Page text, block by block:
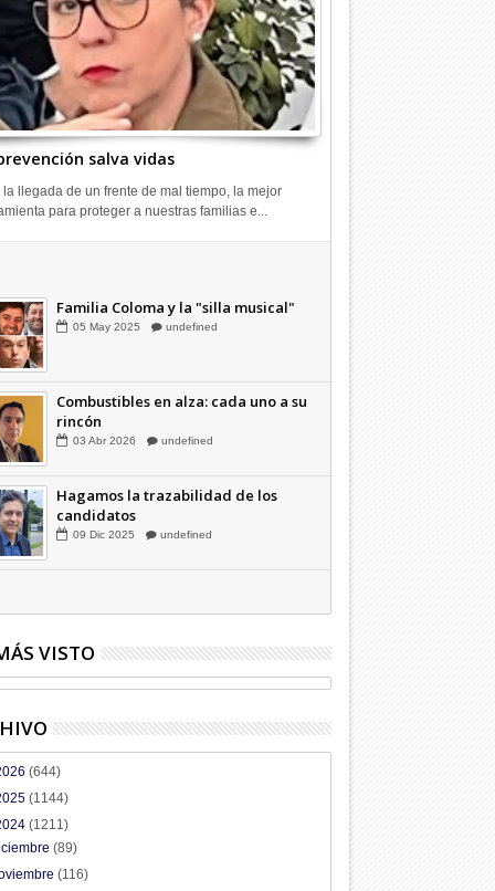
salva vidas
la llegada de un frente de mal tiempo, la mejor
para proteger a nuestras familias e...
Abr 2026 undefined
Combustibles en alza: cada uno a su
2026 undefined
Hagamos la trazabilidad de los
VISTO
(644)
(1144)
(1211)
(89)
(116)